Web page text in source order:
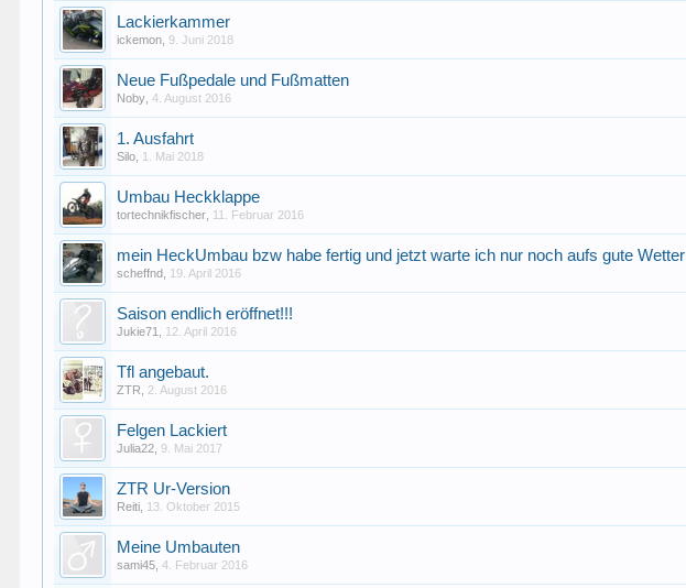
Lackierkammer
ickemon ,9. Juni 2018
Neue Fußpedale und Fußmatten
Noby ,4. August 2016
1. Ausfahrt
Silo 1. Mai 2018
Umbau Heckklappe
tortechnikfischer 11. Februar 2016
mein HeckUmbau bzw habe fertig und jetzt warte ich nur noch aufs gute Wetter
scheffnd 19. April 2016
Saison endlich eröffnet!!!
Jukie71 12. April 2016
Tfl angebaut.
ZTR 2. August 2016
Felgen Lackiert
Julia22 ,9. Mai 2017
ZTR Ur-Version
Reiti 13. Oktober 2015
Meine Umbauten
sami45 ,4. Februar 2016